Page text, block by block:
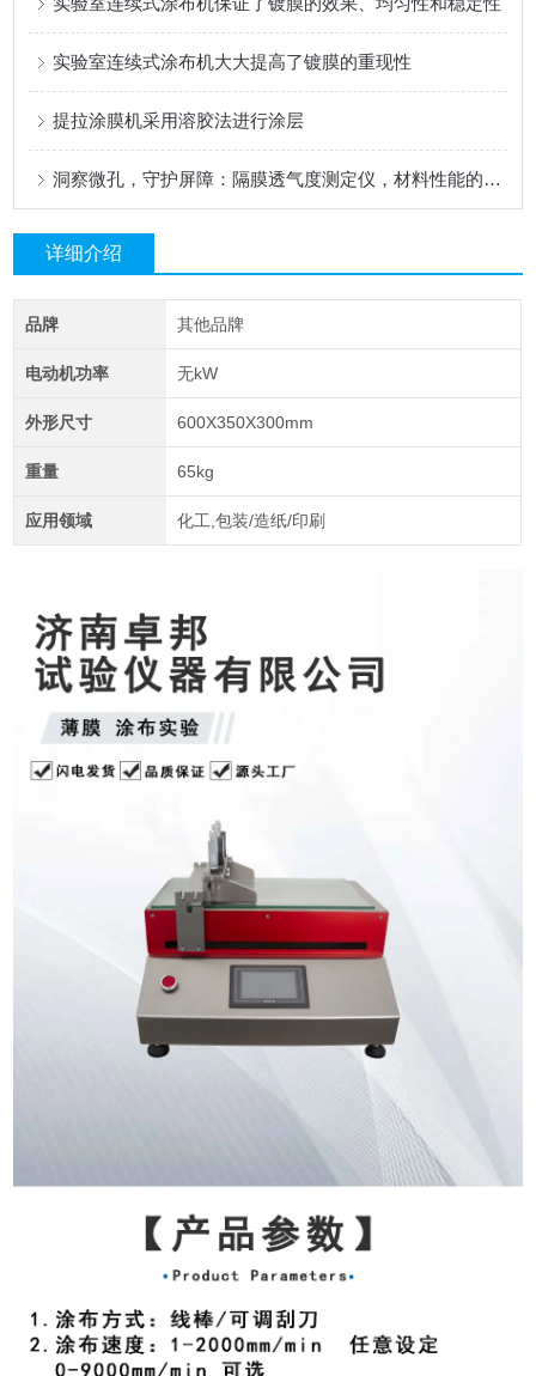
实验室连续式涂布机大大提高了镀膜的重现性
提拉涂膜机采用溶胶法进行涂层
洞察微孔，守护屏障：隔膜透气度测定仪，材料性能的精密标尺
详细介绍
品牌 其他品牌
电动机功率 无kW
外形尺寸 600X350X300mm
重量 65kg
应用领域 化工,包装/造纸/印刷